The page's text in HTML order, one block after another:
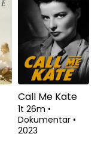
Call Me Kate
1t 26m •
Dokumentar •
2023